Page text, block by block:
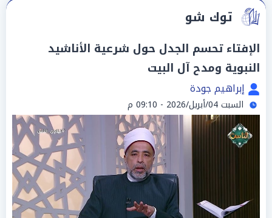
توك شو
الإفتاء تحسم الجدل حول شرعية الأناشيد
النبوية ومدح آل البيت
إبراهيم جودة
السبت 04/أبريل/2026 - 09:10 م